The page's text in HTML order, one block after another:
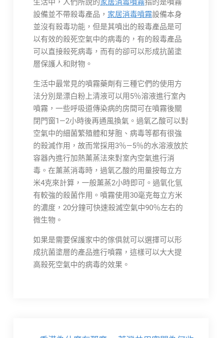
生活中，人們所說的家居消毒噴霧指的是噴霧
設備並不帶殺毒產品， 家居消毒噴霧設備本身
並沒有殺毒功能，但是其噴出的殺毒產品是可
以有效的殺死空氣中的病毒的，有的殺毒產品
可以直接殺死病毒，而有的卻可以形成抗菌塗
層保護人和財物。
生活中最常見的噴霧藥劑有三種它們的使用方
法分別是漂白粉上清液可以用5％溶液進行室內
噴霧，一些呼吸道傳染病的房間可在噴霧後關
閉門窗1—2小時後再通風換氣。過氧乙酸可以對
空氣中的細菌繁殖體和芽胞、病毒等都有很強
的殺滅作用，故而常採用3％—5％的水溶液放於
容器內進行加熱薰蒸法來對室內空氣進行消
毒。在薰蒸消毒時，過氧乙酸的用量按每立方
米4克來計算，一般薰蒸2小時即可。過氧化氫
有較強的殺菌作用。噴霧使用30毫克每立方米
的濃度，20分鐘可快速殺滅空氣中90％左右的
微生物。
如果是需要保護家中的傢俱就可以選擇可以形
成抗菌塗層的產品進行噴霧，這樣可以大大提
高殺死空氣中的病毒的效果。